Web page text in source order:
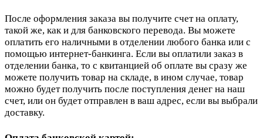
После оформления заказа вы получите счет на оплату,
такой же, как и для банковского перевода. Вы можете
оплатить его наличными в отделении любого банка или с
помощью интернет-банкинга. Если вы оплатили заказ в
отделении банка, то с квитанцией об оплате вы сразу же
можете получить товар на складе, в ином случае, товар
можно будет получить после поступления денег на наш
счет, или он будет отправлен в ваш адрес, если вы выбрали
доставку.